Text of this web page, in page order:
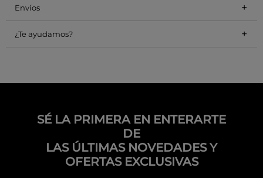
Envíos +
¿Te ayudamos? +
SÉ LA PRIMERA EN ENTERARTE
DE
LAS ÚLTIMAS NOVEDADES Y
OFERTAS EXCLUSIVAS